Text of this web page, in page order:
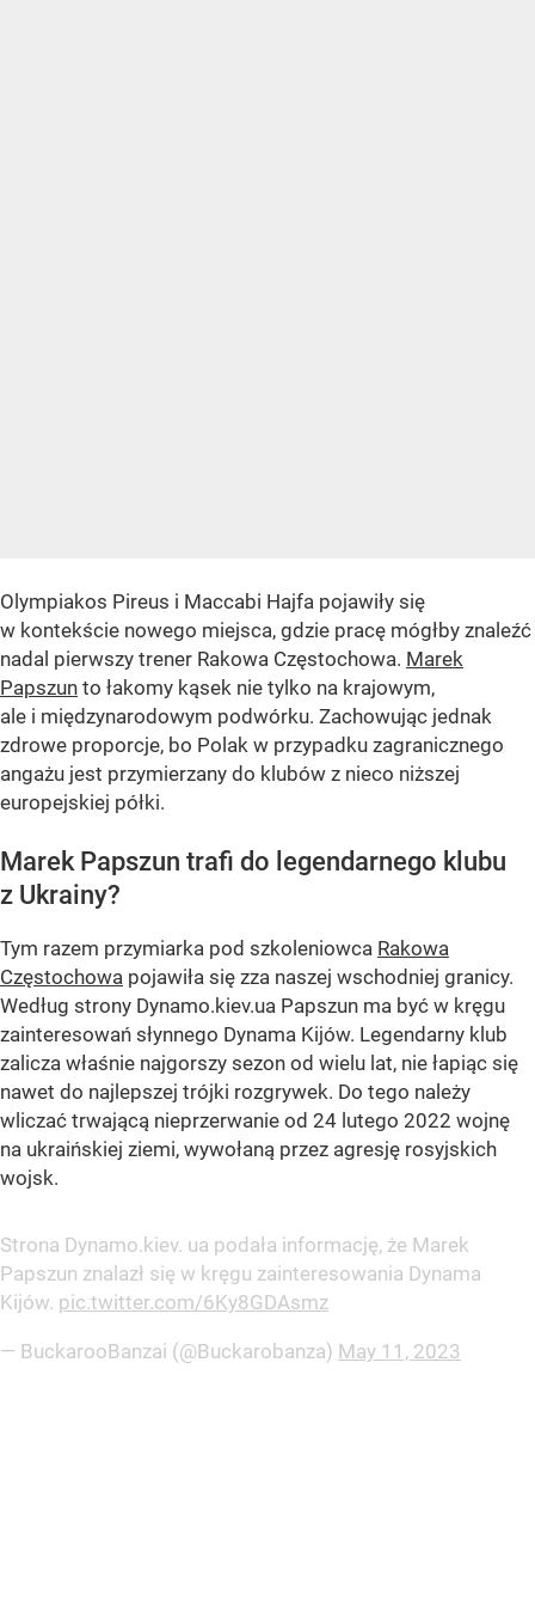
Olympiakos Pireus i Maccabi Hajfa pojawiły się
w kontekście nowego miejsca, gdzie pracę mógłby znaleźć
nadal pierwszy trener Rakowa Częstochowa. Marek
Papszun to łakomy kąsek nie tylko na krajowym,
ale i międzynarodowym podwórku. Zachowując jednak
zdrowe proporcje, bo Polak w przypadku zagranicznego
angażu jest przymierzany do klubów z nieco niższej
europejskiej półki.
Marek Papszun trafi do legendarnego klubu
z Ukrainy?
Tym razem przymiarka pod szkoleniowca Rakowa
Częstochowa pojawiła się zza naszej wschodniej granicy.
Według strony Dynamo.kiev.ua Papszun ma być w kręgu
zainteresowań słynnego Dynama Kijów. Legendarny klub
zalicza właśnie najgorszy sezon od wielu lat, nie łapiąc się
nawet do najlepszej trójki rozgrywek. Do tego należy
wliczać trwającą nieprzerwanie od 24 lutego 2022 wojnę
na ukraińskiej ziemi, wywołaną przez agresję rosyjskich
wojsk.
Strona Dynamo.kiev. ua podała informację, że Marek
Papszun znalazł się w kręgu zainteresowania Dynama
Kijów. pic.twitter.com/6Ky8GDAsmz
— BuckarooBanzai (@Buckarobanza) May 11, 2023